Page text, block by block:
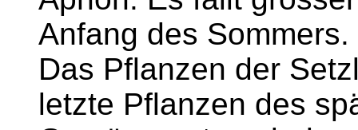
Anfang des
Das Pflanzen der
letzte Pflanzen des